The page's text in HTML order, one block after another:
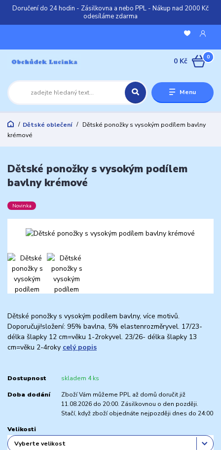
Doručení do 24 hodin - Zásilkovna a nebo PPL - Nákup nad 2000 Kč
odesíláme zdarma
Menu
0
0 Kč
Dětské oblečení
Dětské ponožky s vysokým podílem bavlny
krémové
Dětské ponožky s vysokým podílem
bavlny krémové
Novinka
Dětské ponožky s vysokým podílem bavlny, více motivů.
Doporučuji!složení: 95% bavlna, 5% elastenrozměryvel. 17/23-
délka šlapky 12 cm=věku 1-2rokyvel. 23/26- délka šlapky 13
cm=věku 2-4roky celý popis
Dostupnost skladem 4 ks
Doba dodání
Zboží Vám můžeme PPL až domů doručit již
11.08.2026 do 20:00. Zásilkovnou o den později.
Stačí, když zboží objednáte nejpozději dnes do 24:00
Velikosti